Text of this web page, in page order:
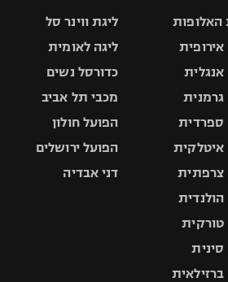
האלופות
אירופית
אנגלית
גרמנית
ספרדית
איטלקית
צרפתית
הולנדית
טורקית
סינית
ברזילאית
ליגת ווינר סל
ליגה לאומית
כדורסל נשים
מכבי תל אביב
הפועל חולון
הפועל ירושלים
דני אבדיה